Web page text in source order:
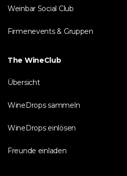
Weinbar Social Club
Firmenevents & Gruppen
The WineClub
Übersicht
WineDrops sammeln
WineDrops einlösen
Freunde einladen